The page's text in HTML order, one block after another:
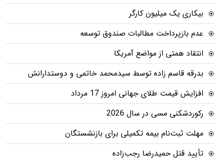
بیکاری یک میلیون کارگر
عدم بازپرداخت مطالبات صندوق توسعه
انتقاد همتی از مواضع آمریکا
بدرقه قاسم زاده توسط سیدمحمد خاتمی و دوستدارانش
افزایش قیمت طلای جهانی امروز 17 مرداد
رکوردشکنی مسی در سال 2026
مهلت ثبت‌نام بیمه تکمیلی برای بازنشستگان
تأیید قتل حمیدرضا رجب‌زاده